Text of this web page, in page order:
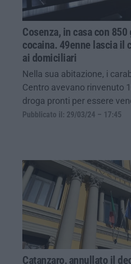
Cosenza, in casa con 850
cocaina. 49enne lascia il
ai domiciliari
Nella sua abitazione, i
Centro avevano rinvenuto
droga pronti per essere
Pubblicato il: 29/03/24 – 17:45
Catanzaro, annullato il